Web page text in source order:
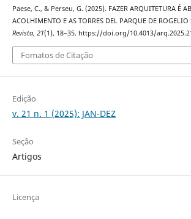
Paese, C., & Perseu, G. (2025). FAZER ARQUITETURA É
ACOLHIMENTO E AS TORRES DEL PARQUE DE
Revista, 21(1), 18–35. https://doi.org/10.4013/
Fomatos de Citação
Edição
v. 21 n. 1 (2025): JAN-DEZ
Seção
Artigos
Licença